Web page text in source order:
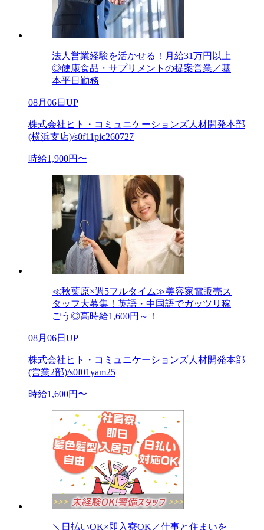
法人営業経験を活かせる！月給31万円以上
◎健康食品・サプリメントの提案営業／基
本平日勤務
08月06日UP
株式会社ヒト・コミュニケーションズ人材開発本部
(横浜支店)/s0f11pic260727
時給1,900円〜
≪秋葉原×週5フルタイム≫美容家電販売ス
タッフ大募集！英語・中国語でガッツリ稼
ごう◎高時給1,600円～！
08月06日UP
株式会社ヒト・コミュニケーションズ人材開発本部
(営業2部)/s0f01yam25
時給1,600円〜
＼日払いOK×即入寮OK／仕事と住まいを